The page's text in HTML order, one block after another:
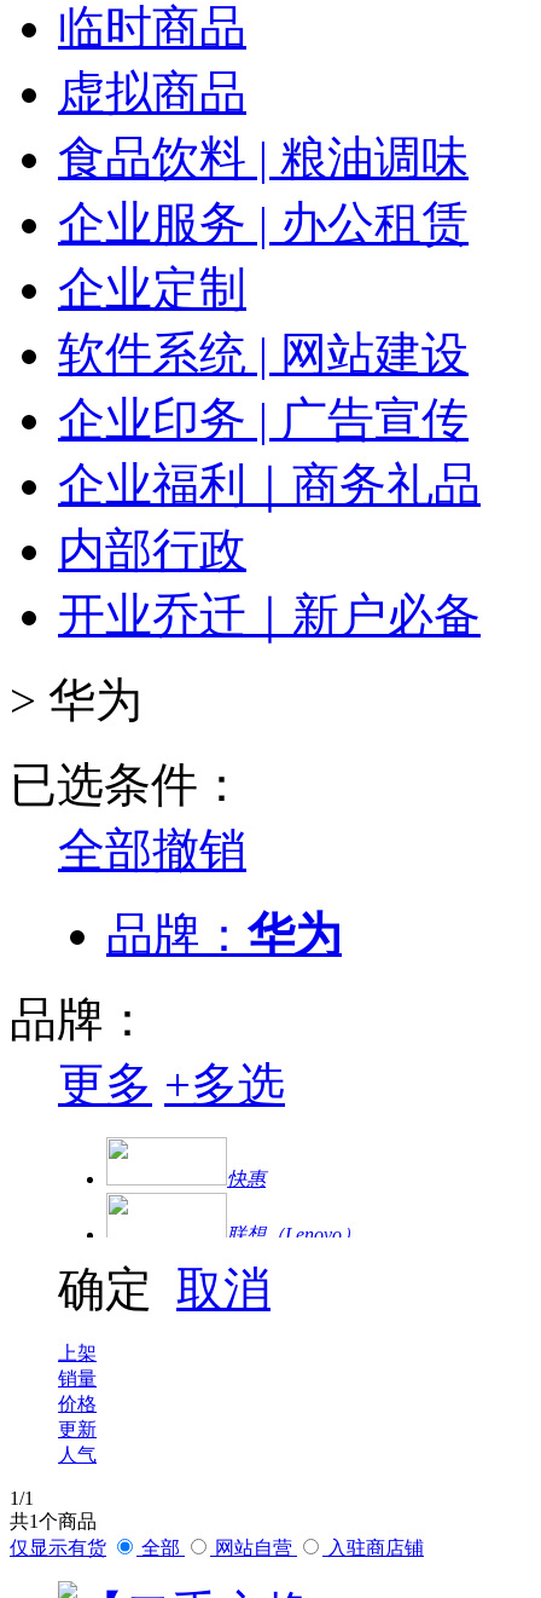
临时商品
虚拟商品
食品饮料 | 粮油调味
企业服务 | 办公租赁
企业定制
软件系统 | 网站建设
企业印务 | 广告宣传
企业福利｜商务礼品
内部行政
开业乔迁｜新户必备
> 华为
已选条件：
全部撤销
品牌： 华为
品牌：
更多 +多选
快惠
联想（Lenovo）
爱普生
大华|乐橙
确定 取消
上架
销量
价格
更新
人气
1/1
共1个商品
仅显示有货
全部 网站自营 入驻商店铺